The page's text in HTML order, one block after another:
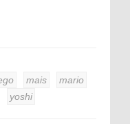
mais
mario
yoshi